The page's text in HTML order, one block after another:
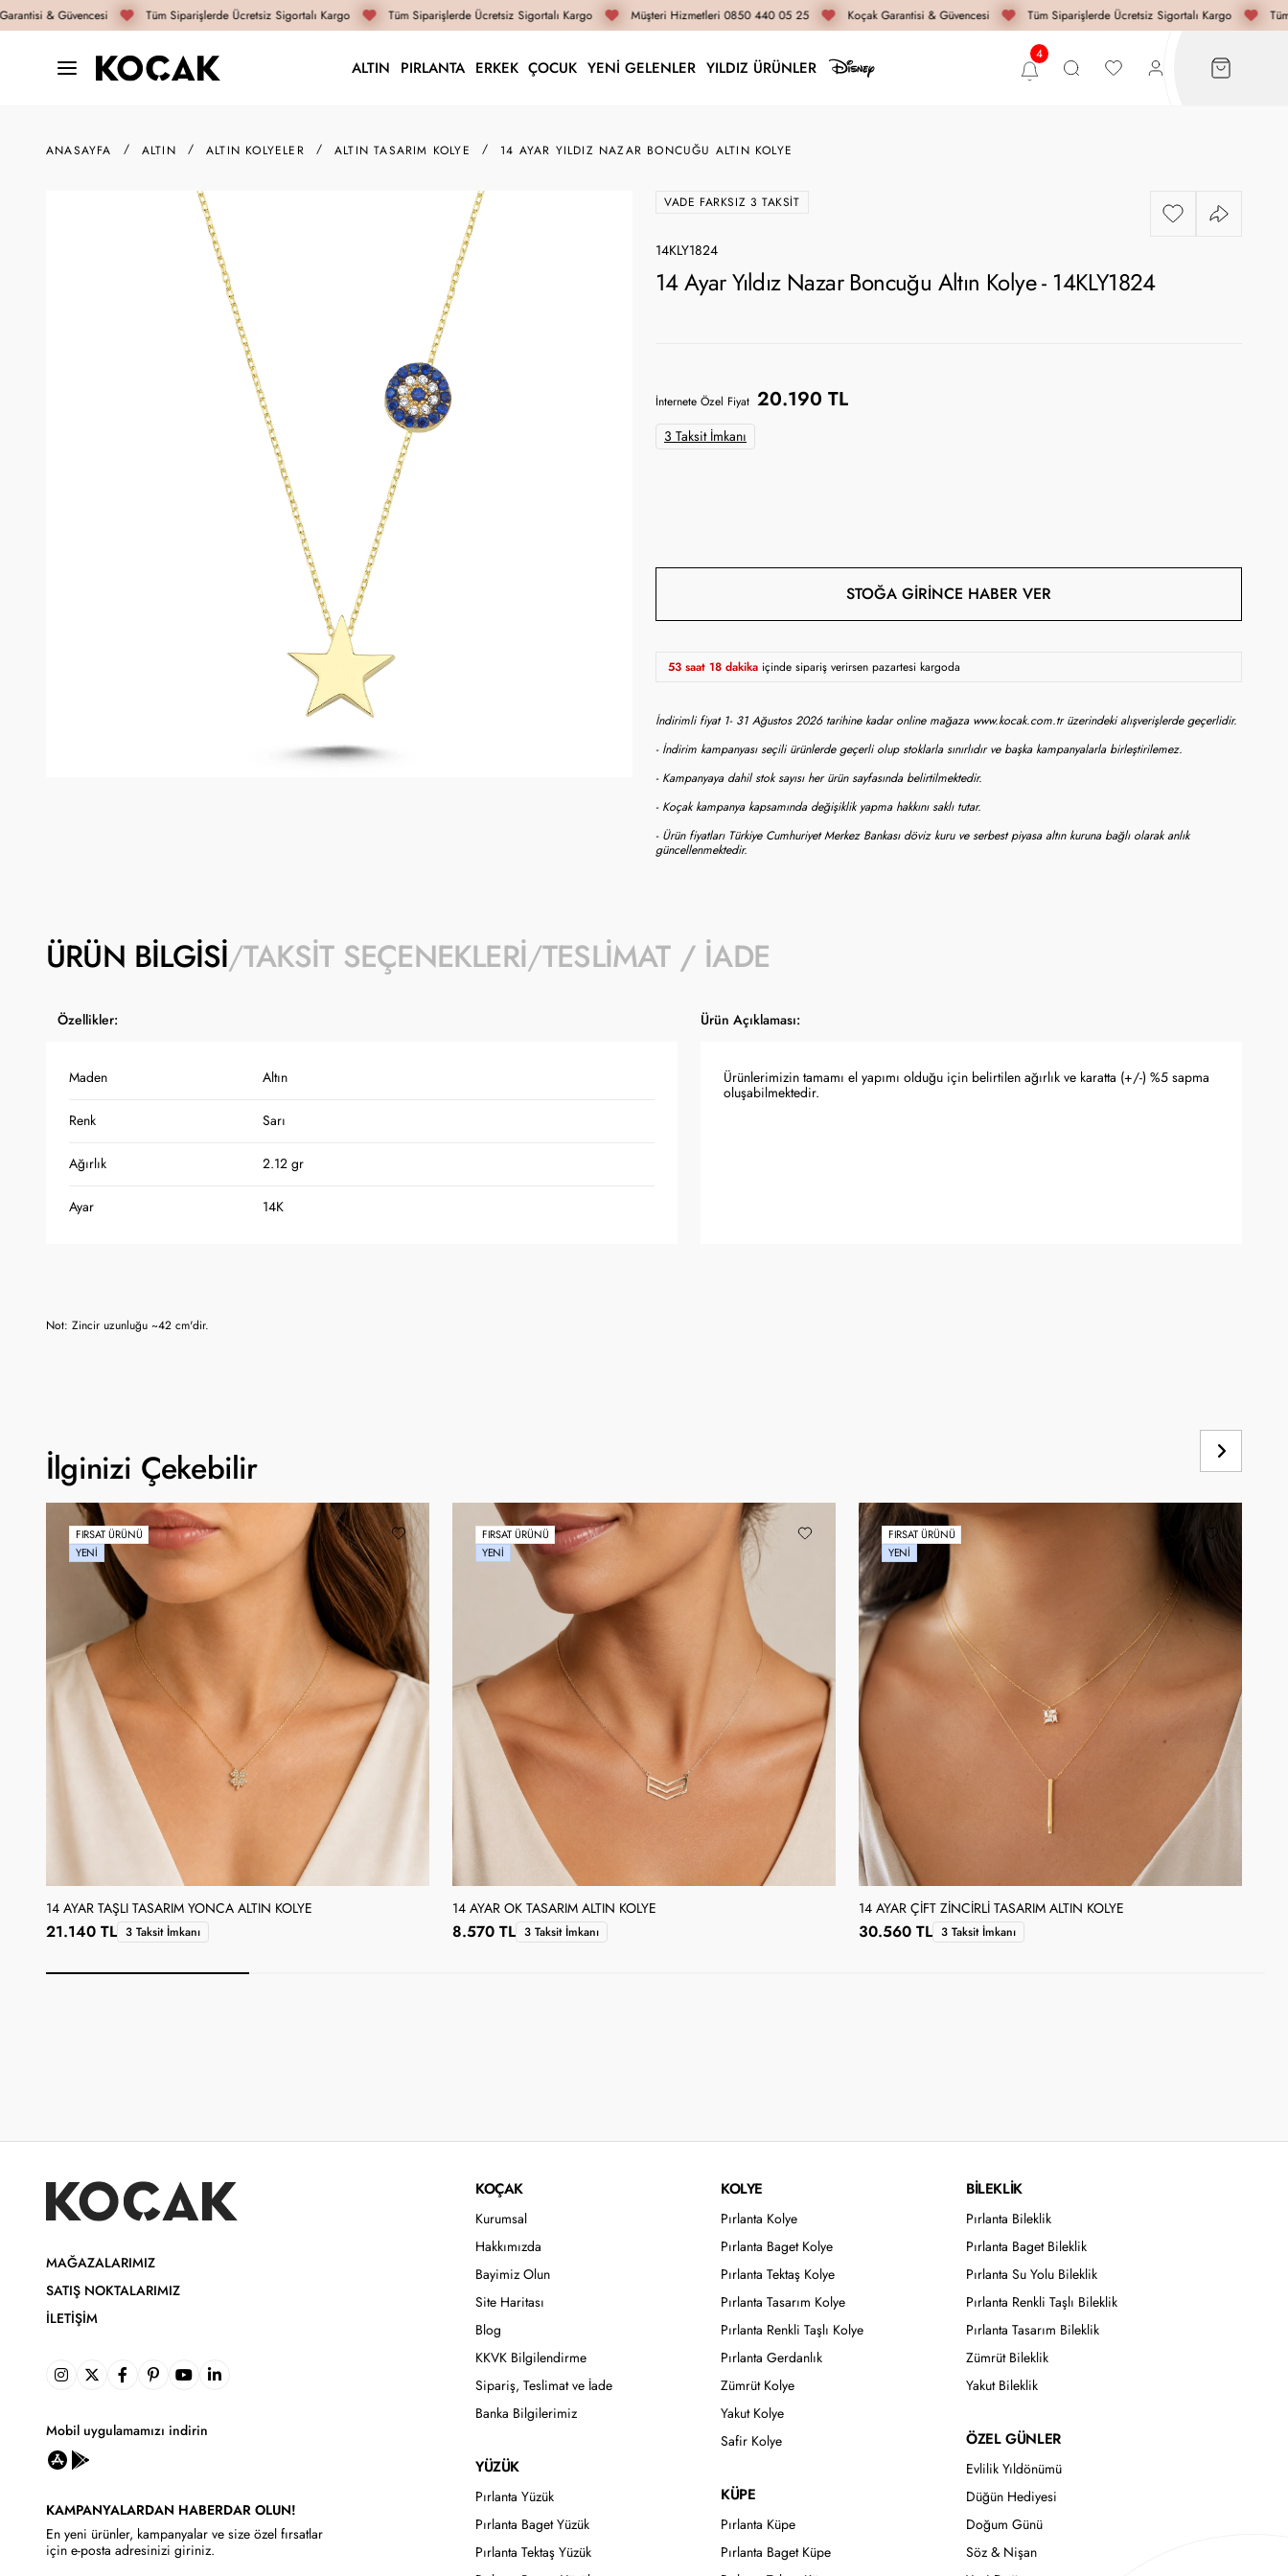
& Güvencesi Tüm Siparişlerde Ücretsiz Sigortalı Kargo Tüm Siparişlerde Ücretsiz Sigortalı Kargo Müşteri Hizmetleri 0850 440 05 25 Koçak Garantisi & Güvencesi Tüm Siparişlerde Ücretsiz Sigortalı Kargo
ALTIN PIRLANTA ERKEK ÇOCUK YENİ GELENLER YILDIZ ÜRÜNLER
ANASAYFA ALTIN ALTIN KOLYELER ALTIN TASARIM KOLYE 14 AYAR YILDIZ NAZAR BONCUĞU ALTIN KOLYE
VADE FARKSIZ 3 TAKSIT
14KLY1824
14 Ayar Yıldız Nazar Boncuğu Altın Kolye - 14KLY1824
İnternete Özel Fiyat 20.190 TL
3 Taksit İmkanı
STOĞA GIRINCE HABER VER
53 saat 18 dakika içinde sipariş verirsen pazartesi kargoda
İndirimli fiyat 1- 31 Ağustos 2026 tarihine kadar online mağaza www.kocak.com.tr üzerindeki alışverişlerde geçerlidir.
- İndirim kampanyası seçili ürünlerde geçerli olup stoklarla sınırlıdır ve başka kampanyalarla birleştirilemez.
- Kampanyaya dahil stok sayısı her ürün sayfasında belirtilmektedir.
- Koçak kampanya kapsamında değişiklik yapma hakkını saklı tutar.
- Ürün fiyatları Türkiye Cumhuriyet Merkez Bankası döviz kuru ve serbest piyasa altın kuruna bağlı olarak anlık
güncellenmektedir.
ÜRÜN BILGISI TAKSIT SEÇENEKLERI TESLIMAT / İADE
Özellikler: Ürün Açıklaması:
Maden Altın
Renk Sarı
Ağırlık 2.12 gr
Ayar 14K
Ürünlerimizin tamamı el yapımı olduğu için belirtilen ağırlık ve karatta (+/-) %5 sapma
oluşabilmektedir.
Not: Zincir uzunluğu ~42 cm'dir.
İlginizi Çekebilir
FIRSAT ÜRÜNÜ
YENI
14 AYAR TAŞLI TASARIM YONCA ALTIN KOLYE
21.140 TL 3 Taksit İmkanı
FIRSAT ÜRÜNÜ
YENI
14 AYAR OK TASARIM ALTIN KOLYE
8.570 TL 3 Taksit İmkanı
FIRSAT ÜRÜNÜ
YENI
14 AYAR ÇIFT ZINCIRLI TASARIM ALTIN KOLYE
30.560 TL 3 Taksit İmkanı
MAĞAZALARIMIZ
SATIŞ NOKTALARIMIZ
İLETIŞIM
Mobil uygulamamızı indirin
KAMPANYALARDAN HABERDAR OLUN!
En yeni ürünler, kampanyalar ve size özel fırsatlar
için e-posta adresinizi giriniz.
KOÇAK
Kurumsal
Hakkımızda
Bayimiz Olun
Site Haritası
Blog
KKVK Bilgilendirme
Sipariş, Teslimat ve İade
Banka Bilgilerimiz
YÜZÜK
Pırlanta Yüzük
Pırlanta Baget Yüzük
Pırlanta Tektaş Yüzük
KOLYE
Pırlanta Kolye
Pırlanta Baget Kolye
Pırlanta Tektaş Kolye
Pırlanta Tasarım Kolye
Pırlanta Renkli Taşlı Kolye
Pırlanta Gerdanlık
Zümrüt Kolye
Yakut Kolye
Safir Kolye
KÜPE
Pırlanta Küpe
Pırlanta Baget Küpe
BİLEKLİK
Pırlanta Bileklik
Pırlanta Baget Bileklik
Pırlanta Su Yolu Bileklik
Pırlanta Renkli Taşlı Bileklik
Pırlanta Tasarım Bileklik
Zümrüt Bileklik
Yakut Bileklik
ÖZEL GÜNLER
Evlilik Yıldönümü
Düğün Hediyesi
Doğum Günü
Söz & Nişan